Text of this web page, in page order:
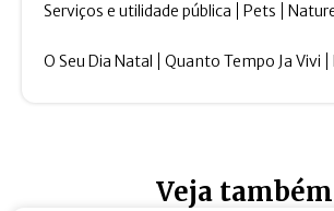
Serviços e utilidade pública Pets
O Seu Dia Natal Quanto Tempo Ja Vivi
Veja também